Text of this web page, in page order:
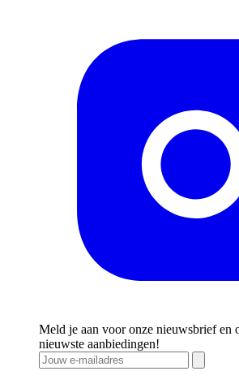
Meld je aan voor onze nieuwsbrief en
nieuwste aanbiedingen!